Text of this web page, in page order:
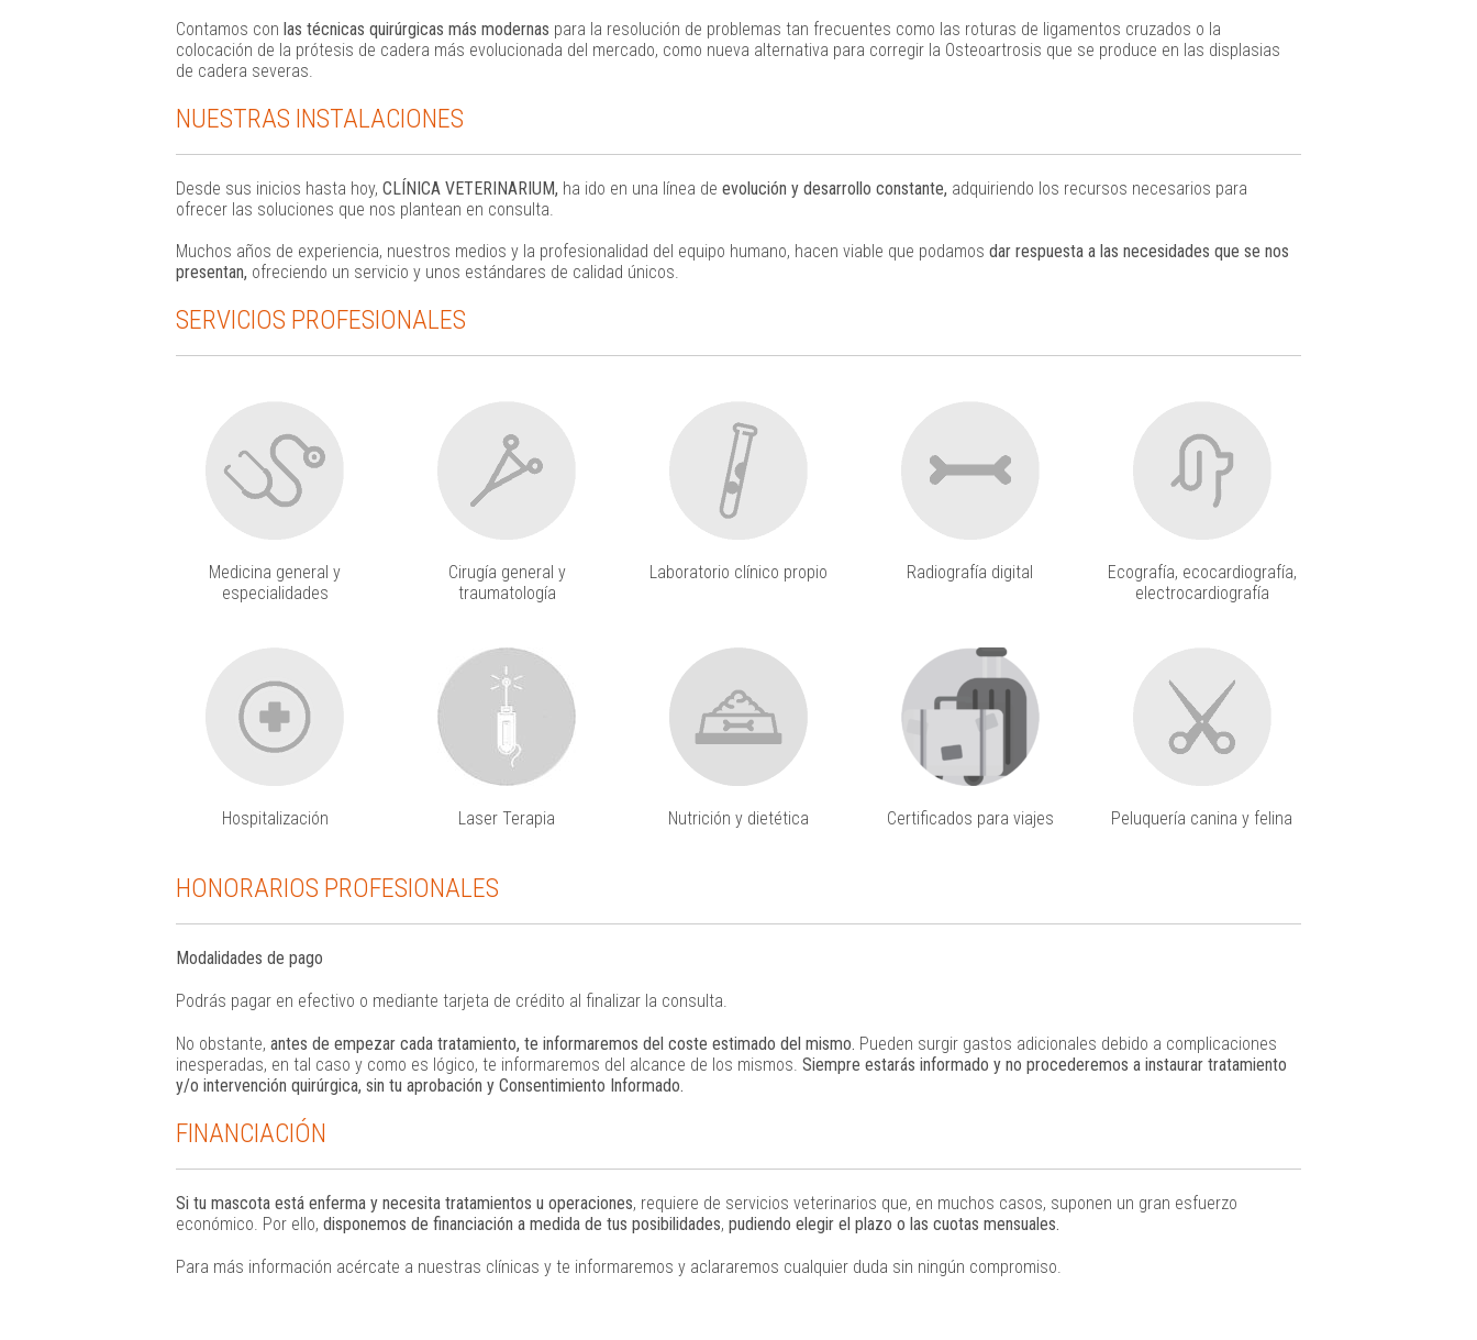
Contamos con las técnicas quirúrgicas más modernas para la resolución de problemas tan frecuentes como las roturas de ligamentos cruzados o la
colocación de la prótesis de cadera más evolucionada del mercado, como nueva alternativa para corregir la Osteoartrosis que se produce en las displasias
de cadera severas.
NUESTRAS INSTALACIONES
Desde sus inicios hasta hoy, CLÍNICA VETERINARIUM, ha ido en una línea de evolución y desarrollo constante, adquiriendo los recursos necesarios para
ofrecer las soluciones que nos plantean en consulta.
Muchos años de experiencia, nuestros medios y la profesionalidad del equipo humano, hacen viable que podamos dar respuesta a las necesidades que se nos
presentan, ofreciendo un servicio y unos estándares de calidad únicos.
SERVICIOS PROFESIONALES
Medicina general y
especialidades
Cirugía general y
traumatología
Laboratorio clínico propio Radiografía digital
Ecografía, ecocardiografía,
electrocardiografía
Hospitalización Laser Terapia Nutrición y dietética Certificados para viajes Peluquería canina y felina
HONORARIOS PROFESIONALES
Modalidades de pago
Podrás pagar en efectivo o mediante tarjeta de crédito al finalizar la consulta.
No obstante, antes de empezar cada tratamiento, te informaremos del coste estimado del mismo. Pueden surgir gastos adicionales debido a complicaciones
inesperadas, en tal caso y como es lógico, te informaremos del alcance de los mismos. Siempre estarás informado y no procederemos a instaurar tratamiento
y/o intervención quirúrgica, sin tu aprobación y Consentimiento Informado.
FINANCIACIÓN
Si tu mascota está enferma y necesita tratamientos u operaciones, requiere de servicios veterinarios que, en muchos casos, suponen un gran esfuerzo
económico. Por ello, disponemos de financiación a medida de tus posibilidades, pudiendo elegir el plazo o las cuotas mensuales.
Para más información acércate a nuestras clínicas y te informaremos y aclararemos cualquier duda sin ningún compromiso.